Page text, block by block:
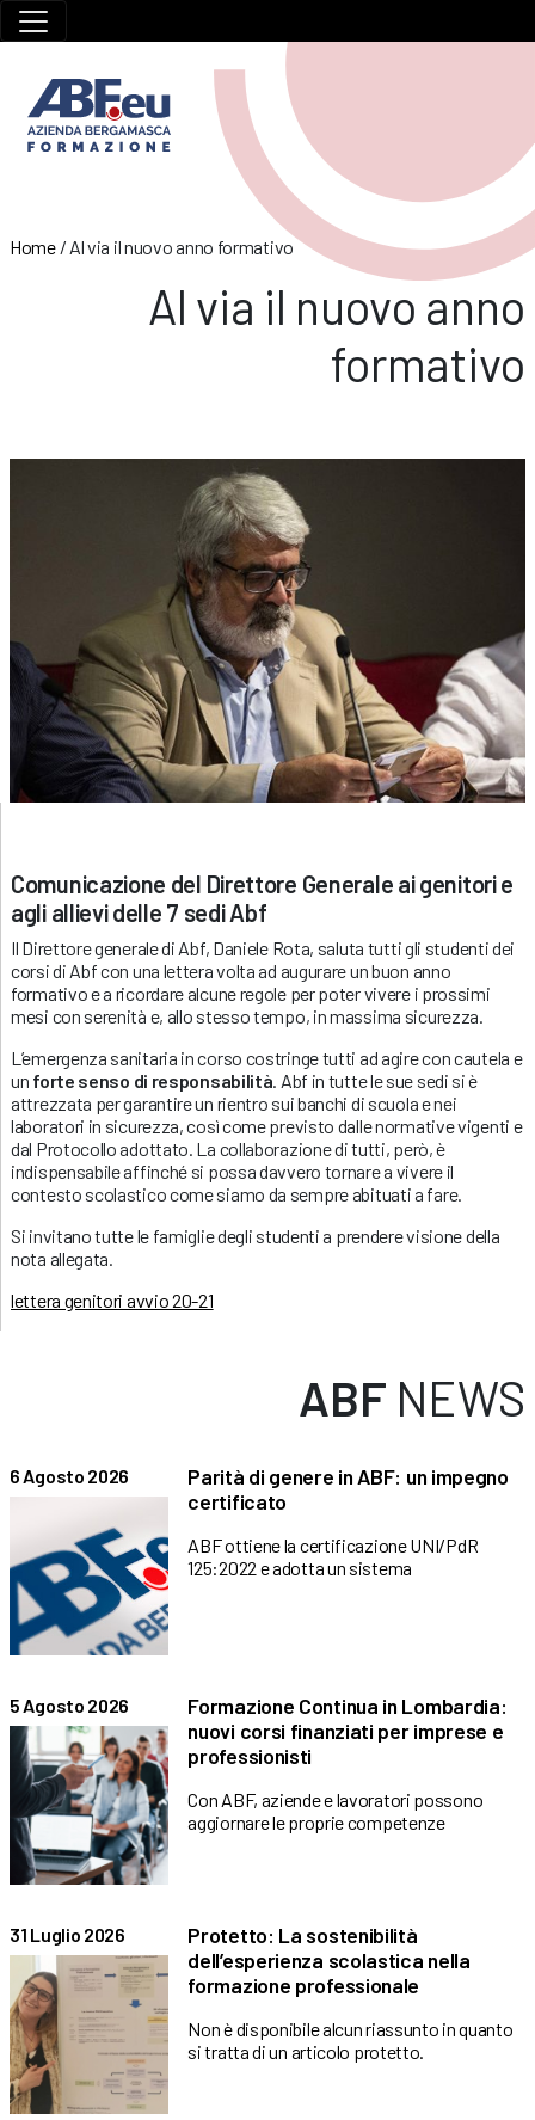
Home/ Al via il nuovo anno formativo
Al via il nuovo anno
formativo
Comunicazione del Direttore Generale ai genitori e
agli allievi delle 7 sedi Abf
Il Direttore generale di Abf, Daniele Rota, saluta tutti gli studenti dei
corsi di Abf con una lettera volta ad augurare un buon anno
formativo e a ricordare alcune regole per poter vivere i prossimi
mesi con serenità e, allo stesso tempo, in massima sicurezza.
L’emergenza sanitaria in corso costringe tutti ad agire con cautela e
un forte senso di responsabilità . Abf in tutte le sue sedi si è
attrezzata per garantire un rientro sui banchi di scuola e nei
laboratori in sicurezza, così come previsto dalle normative vigenti e
dal Protocollo adottato. La collaborazione di tutti, però, è
indispensabile affinché si possa davvero tornare a vivere il
contesto scolastico come siamo da sempre abituati a fare.
Si invitano tutte le famiglie degli studenti a prendere visione della
nota allegata.
lettera genitori avvio 20-21
ABF NEWS
6 Agosto 2026
Parità di genere in ABF: un impegno
certificato
ABF ottiene la certificazione UNI/PdR
125:2022 e adotta un sistema
5 Agosto 2026
Formazione Continua in Lombardia:
nuovi corsi finanziati per imprese e
professionisti
Con ABF, aziende e lavoratori possono
aggiornare le proprie competenze
31 Luglio 2026
Protetto: La sostenibilità
dell’esperienza scolastica nella
formazione professionale
Non è disponibile alcun riassunto in quanto
si tratta di un articolo protetto.